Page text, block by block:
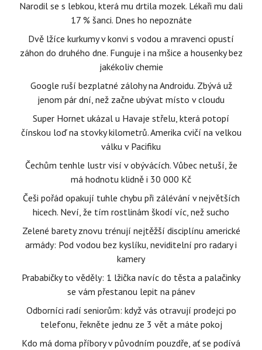
Narodil se s lebkou, která mu drtila mozek. Lékaři mu dali
17 % šanci. Dnes ho nepoznáte
Dvě lžíce kurkumy v konvi s vodou a mravenci opustí
záhon do druhého dne. Funguje i na mšice a housenky bez
jakékoliv chemie
Google ruší bezplatné zálohy na Androidu. Zbývá už
jenom pár dní, než začne ubývat místo v cloudu
Super Hornet ukázal u Havaje střelu, která potopí
čínskou loď na stovky kilometrů. Amerika cvičí na velkou
válku v Pacifiku
Čechům tenhle lustr visí v obývácích. Vůbec netuší, že
má hodnotu klidně i 30 000 Kč
Češi pořád opakují tuhle chybu při zálévání v největších
hicech. Neví, že tím rostlinám škodí víc, než sucho
Zelené barety znovu trénují nejtěžší disciplínu americké
armády: Pod vodou bez kyslíku, neviditelní pro radary i
kamery
Prababičky to věděly: 1 lžička navíc do těsta a palačinky
se vám přestanou lepit na pánev
Odborníci radí seniorům: když vás otravují prodejci po
telefonu, řekněte jednu ze 3 vět a máte pokoj
Kdo má doma příbory v původním pouzdře, ať se podívá